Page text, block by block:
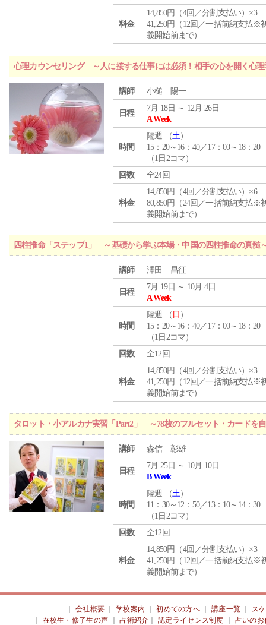
料金
14,850円（4回／分割支払い）×3
41,250円（12回／一括前納支払※
義開始前まで）
心理カウンセリング ～人に接する仕事には必須！相手の心を開く心理
講師 小槌 陽一
日程
7月 18日 ～ 12月 26日
A Week
時間
隔週 （土）
15：20～16：40／17：00～18：20
（1日2コマ）
回数
全24回
料金
14,850円（4回／分割支払い）×6
80,850円（24回／一括前納支払※
義開始前まで）
四柱推命「ステップ1」 ～基礎から学ぶ本場・中国の四柱推命の真髄
講師 澤田 昌征
日程
7月 19日 ～ 10月 4日
A Week
時間
隔週 （ 日 ）
15：20～16：40／17：00～18：20
（1日2コマ）
回数
全12回
料金
14,850円（4回／分割支払い）×3
41,250円（12回／一括前納支払※
義開始前まで）
タロット・小アルカナ実習「Part2」 ～78枚のフルセット・カードを
講師 森信 彰雄
日程
7月 25日 ～ 10月 10日
B Week
時間
隔週 （土）
11：30～12：50／13：10～14：30
（1日2コマ）
回数
全12回
料金
14,850円（4回／分割支払い）×3
41,250円（12回／一括前納支払※
義開始前まで）
会社概要 ｜学校案内 ｜初めての方へ 講座一覧
ス
在校生・修了生の声 ｜占術紹介 ｜認定ライセンス制度
占いのお